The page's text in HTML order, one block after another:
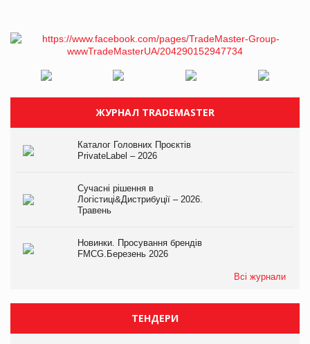
ЖУРНАЛ TRADEMASTER
Каталог Головних Проєктів
PrivateLabel – 2026
Сучасні рішення в
Логістиці&Дистрибуції – 2026.
Травень
Новинки. Просування брендів
FMCG.Березень 2026
Всі журнали
ТЕНДЕРИ